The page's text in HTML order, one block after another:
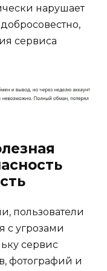
нарушает
сервиса
пользователи
с угрозами
сервис
фотографий и